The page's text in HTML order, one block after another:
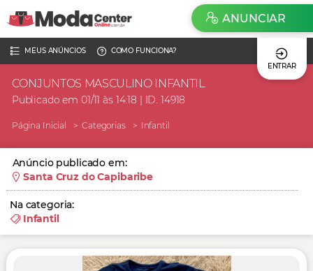
MEUS ANÚNCIOS
COMO FUNCIONA?
ENTRAR
ANUNCIAR
CONJUNTOS MASCULINO INFANTIL
Publicado em 01/11 às 14:18 | ID. 14918
Página Inicial Categorias Infantil
Anúncio publicado em:
Santa Cruz do Capibaribe
Na categoria:
Infantil